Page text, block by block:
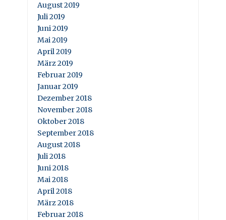
August 2019
Juli 2019
Juni 2019
Mai 2019
April 2019
März 2019
Februar 2019
Januar 2019
Dezember 2018
November 2018
Oktober 2018
September 2018
August 2018
Juli 2018
Juni 2018
Mai 2018
April 2018
März 2018
Februar 2018